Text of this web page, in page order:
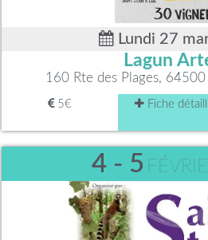
Lundi 27
Lagun
160 Rte des Plages, 64500
5€ Fiche
4 - 5